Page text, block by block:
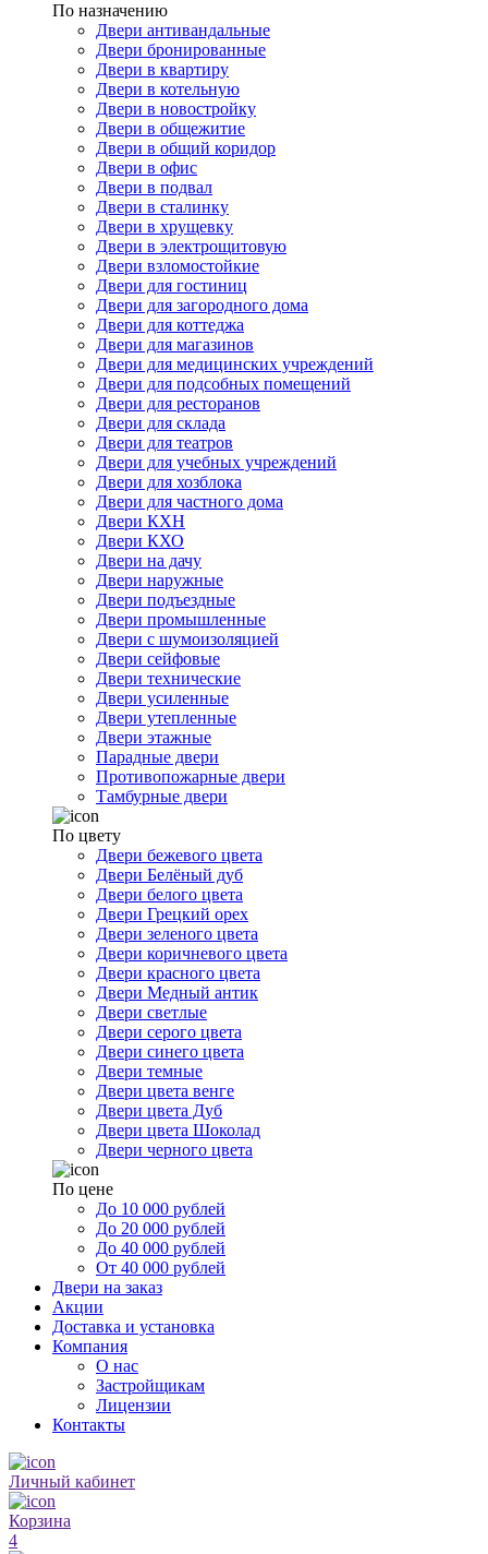
По назначению
Двери антивандальные
Двери бронированные
Двери в квартиру
Двери в котельную
Двери в новостройку
Двери в общежитие
Двери в общий коридор
Двери в офис
Двери в подвал
Двери в сталинку
Двери в хрущевку
Двери в электрощитовую
Двери взломостойкие
Двери для гостиниц
Двери для загородного дома
Двери для коттеджа
Двери для магазинов
Двери для медицинских учреждений
Двери для подсобных помещений
Двери для ресторанов
Двери для склада
Двери для театров
Двери для учебных учреждений
Двери для хозблока
Двери для частного дома
Двери КХН
Двери КХО
Двери на дачу
Двери наружные
Двери подъездные
Двери промышленные
Двери с шумоизоляцией
Двери сейфовые
Двери технические
Двери усиленные
Двери утепленные
Двери этажные
Парадные двери
Противопожарные двери
Тамбурные двери
По цвету
Двери бежевого цвета
Двери Белёный дуб
Двери белого цвета
Двери Грецкий орех
Двери зеленого цвета
Двери коричневого цвета
Двери красного цвета
Двери Медный антик
Двери светлые
Двери серого цвета
Двери синего цвета
Двери темные
Двери цвета венге
Двери цвета Дуб
Двери цвета Шоколад
Двери черного цвета
По цене
До 10 000 рублей
До 20 000 рублей
До 40 000 рублей
От 40 000 рублей
Двери на заказ
Акции
Доставка и установка
Компания
О нас
Застройщикам
Лицензии
Контакты
Личный кабинет
Корзина
4